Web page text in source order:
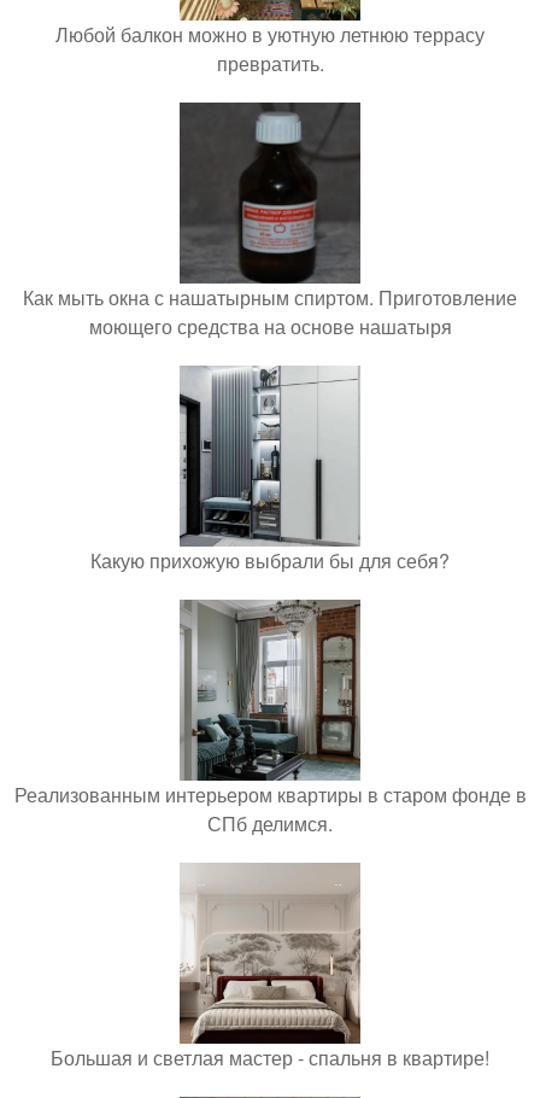
Любой балкон можно в уютную летнюю террасу
превратить.
Как мыть окна с нашатырным спиртом. Приготовление
моющего средства на основе нашатыря
Какую прихожую выбрали бы для себя?
Реализованным интерьером квартиры в старом фонде в
СПб делимся.
Большая и светлая мастер - спальня в квартире!